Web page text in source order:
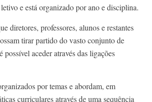
e está organizado por ano e disciplina.
diretores, professores, alunos e restantes
tirar partido do vasto conjunto de
possível aceder através das ligações
por temas e abordam, em
curriculares através de uma sequência